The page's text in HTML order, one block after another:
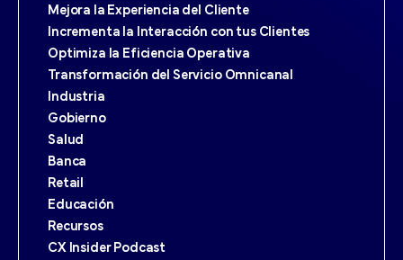
Mejora la Experiencia del Cliente
Incrementa la Interacción con tus Clientes
Optimiza la Eficiencia Operativa
Transformación del Servicio Omnicanal
Industria
Gobierno
Salud
Banca
Retail
Educación
Recursos
CX Insider Podcast